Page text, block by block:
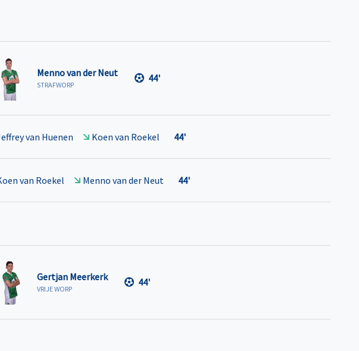
Menno van der Neut
STRAFWORP
44'
van Huenen Koen van Roekel 44'
van Roekel Menno van der Neut 44'
Gertjan Meerkerk
VRIJE WORP
44'